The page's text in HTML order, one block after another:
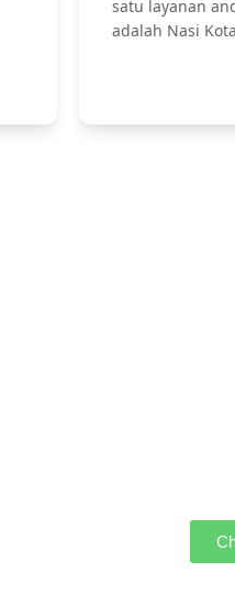
satu layanan
adalah Nasi